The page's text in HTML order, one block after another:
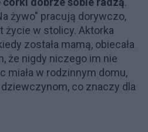
żywo" pracują dorywczo,
życie w stolicy. Aktorka
została mamą, obiecała
że nigdy niczego im nie
miała w rodzinnym domu,
co znaczy dla